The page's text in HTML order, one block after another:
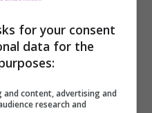
quella ragazza la
agli altri che la
for your consent
data for the
and content, advertising and
research and